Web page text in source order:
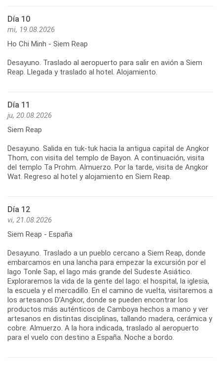
Día 10
mi, 19.08.2026
Ho Chi Minh - Siem Reap
Desayuno. Traslado al aeropuerto para salir en avión a Siem
Día 11
ju, 20.08.2026
Siem Reap
Desayuno. Salida en tuk-tuk hacia la antigua capital de Angkor
Thom, con visita del templo de Bayon. A continuación, visita
del templo Ta Prohm. Almuerzo. Por la tarde, visita de Angkor
Día 12
vi, 21.08.2026
Siem Reap - España
Desayuno. Traslado a un pueblo cercano a Siem Reap, donde
embarcamos en una lancha para empezar la excursión por el
lago Tonle Sap, el lago más grande del Sudeste Asiático.
Exploraremos la vida de la gente del lago: el hospital, la iglesia,
la escuela y el mercadillo. En el camino de vuelta, visitaremos a
los artesanos D’Angkor, donde se pueden encontrar los
productos más auténticos de Camboya hechos a mano y ver
artesanos en distintas disciplinas, tallando madera, cerámica y
cobre. Almuerzo. A la hora indicada, traslado al aeropuerto